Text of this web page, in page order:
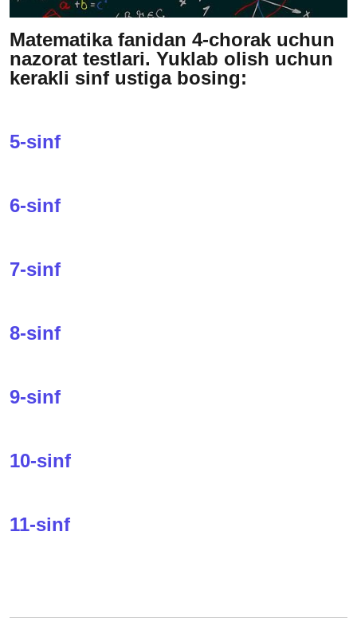
Matematika fanidan 4-chorak uchun
nazorat testlari. Yuklab olish uchun
kerakli sinf ustiga bosing:
5-sinf
6-sinf
7-sinf
8-sinf
9-sinf
10-sinf
11-sinf